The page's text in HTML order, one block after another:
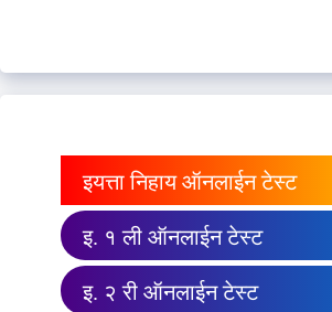
इयत्ता निहाय ऑनलाईन टेस्ट
इ. १ ली ऑनलाईन टेस्ट
इ. २ री ऑनलाईन टेस्ट